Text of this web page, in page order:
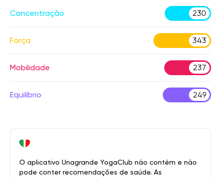
Concentração 230
Força 343
Mobilidade 237
Equilíbrio 249
O aplicativo Unagrande YogaClub não contém e não
pode conter recomendações de saúde. As